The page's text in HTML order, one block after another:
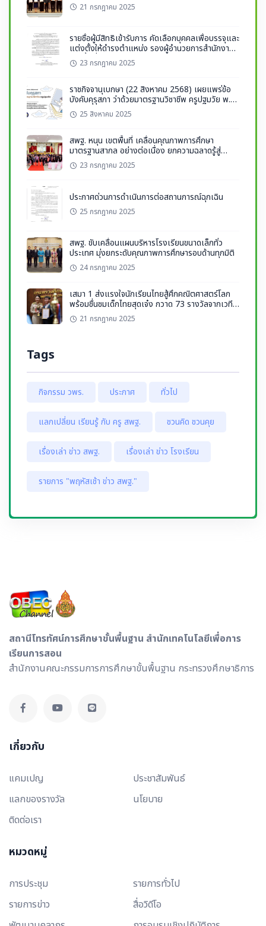
21 กรกฎาคม 2025
รายชื่อผู้มีสิทธิเข้ารับการ คัดเลือกบุคคลเพื่อบรรจุและ
แต่งตั้งให้ดำรงตำแหน่ง รองผู้อำนวยการสำนักงาน
เขตพื้นที่การศึกษา สังกัด สพฐ. ปี พ.ศ. 2568
23 กรกฎาคม 2025
ราชกิจจานุเบกษา (22 สิงหาคม 2568) เผยแพร่ข้อ
บังคับคุรุสภา ว่าด้วยมาตรฐานวิชาชีพ ครูปฐมวัย พ.ศ.
256825 สิงหาคม 2025
สพฐ. หนุน เขตพื้นที่ เคลื่อนคุณภาพการศึกษา
มาตรฐานสากล อย่างต่อเนื่อง ยกความฉลาดรู้สู่
มาตรฐานสากล
23 กรกฎาคม 2025
ประกาศด่วนการดำเนินการต่อสถานการณ์ฉุกเฉิน
25 กรกฎาคม 2025
สพฐ. ขับเคลื่อนแผนบริหารโรงเรียนขนาดเล็กทั่ว
ประเทศ มุ่งยกระดับคุณภาพการศึกษารอบด้านทุกมิติ
24 กรกฎาคม 2025
เสมา 1 ส่งแรงใจนักเรียนไทยสู้ศึกคณิตศาสตร์โลก
พร้อมชื่นชมเด็กไทยสุดเจ๋ง กวาด 73 รางวัลจากเวที
ระดับนานาชาติ
21 กรกฎาคม 2025
Tags
กิจกรรม วพร. ประกาศ ทั่วไป
แลกเปลี่ยน เรียนรู้ กับ ครู สพฐ. ชวนคิด ชวนคุย
เรื่องเล่า ข่าว สพฐ. เรื่องเล่า ข่าว โรงเรียน
รายการ "พฤหัสเช้า ข่าว สพฐ."
สถานีโทรทัศน์การศึกษาขั้นพื้นฐาน สำนักเทคโนโลยีเพื่อการ
เรียนการสอน
สำนักงานคณะกรรมการการศึกษาขั้นพื้นฐาน กระทรวงศึกษาธิการ
เกี่ยวกับ
แคมเปญ
ประชาสัมพันธ์
แลกของรางวัล
นโยบาย
ติดต่อเรา
หมวดหมู่
การประชุม
รายการทั่วไป
รายการข่าว
สื่อวิดีโอ